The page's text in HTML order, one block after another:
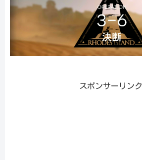
スポンサーリンク